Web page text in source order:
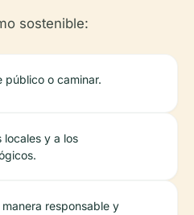
sostenible:
o caminar.
locales y a los
responsable y